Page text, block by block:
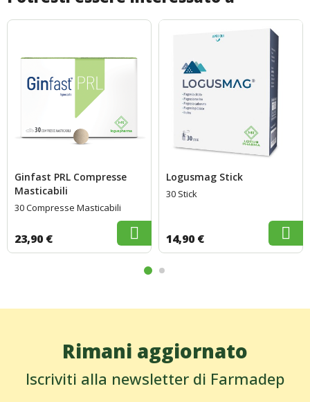
Ginfast PRL Compresse
Masticabili
30 Compresse Masticabili
23,90 €
Logusmag Stick
30 Stick
14,90 €
Rimani aggiornato
Iscriviti alla newsletter di Farmadep